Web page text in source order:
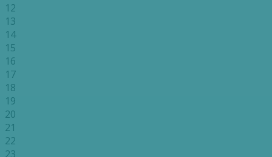
12
13
14
15
16
17
18
19
20
21
22
23